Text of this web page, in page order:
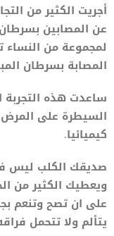
أجريت الكثير من
عن المصابين
لمجموعة من
المصابة بسرطان
ساعدت هذه
السيطرة على المرض
كيميائيا.
صديقك الكلب ليس
ويعطيك الكثير من
على ان تصح وتنعم
يتألم ولا تتحمل